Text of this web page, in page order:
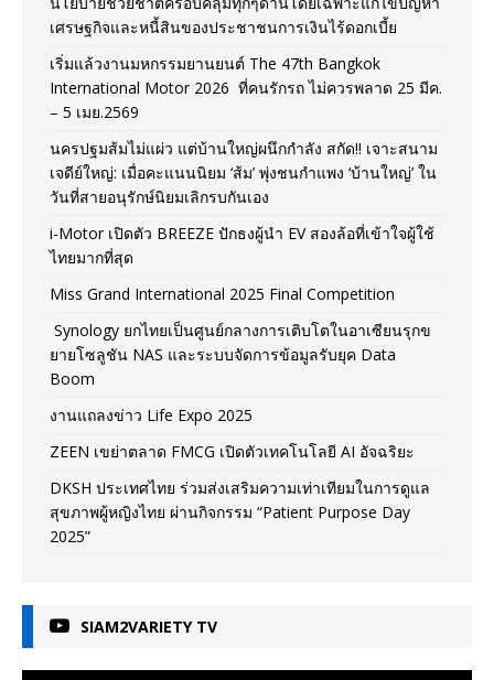
เศรษฐกิจและหนี้สินของประชาชนการเงินไร้ดอกเบี้ย
เริ่มแล้วงานมหกรรมยานยนต์ The 47th Bangkok
International Motor 2026 ที่คนรักรถ ไม่ควรพลาด 25 มีค.
– 5 เมย.2569
นครปฐมส้มไม่แผ่ว แต่บ้านใหญ่ผนึกกำลัง สกัด!! เจาะสนาม
เจดีย์ใหญ่: เมื่อคะแนนนิยม ‘ส้ม’ พุ่งชนกำแพง ‘บ้านใหญ่’ ใน
วันที่สายอนุรักษ์นิยมเลิกรบกันเอง
i-Motor เปิดตัว BREEZE ปักธงผู้นำ EV สองล้อที่เข้าใจผู้ใช้
ไทยมากที่สุด
Miss Grand International 2025 Final Competition
Synology ยกไทยเป็นศูนย์กลางการเติบโตในอาเซียนรุกข
ยายโซลูชัน NAS และระบบจัดการข้อมูลรับยุค Data
Boom
งานแถลงข่าว Life Expo 2025
ZEEN เขย่าตลาด FMCG เปิดตัวเทคโนโลยี AI อัจฉริยะ
DKSH ประเทศไทย ร่วมส่งเสริมความเท่าเทียมในการดูแล
สุขภาพผู้หญิงไทย ผ่านกิจกรรม “Patient Purpose Day
2025”
SIAM2VARIETY TV